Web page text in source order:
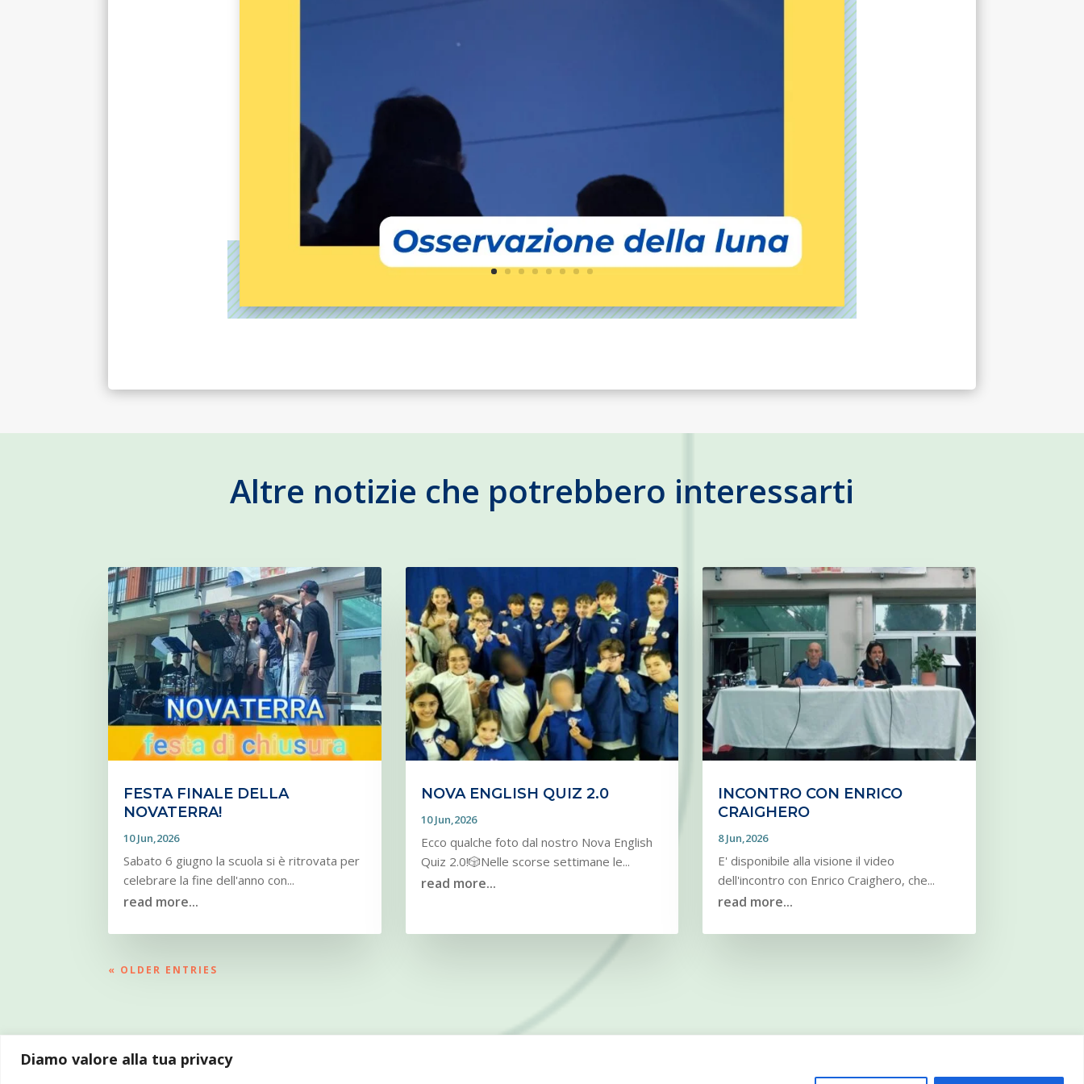
Diamo valore alla tua privacy
Altre notizie che potrebbero interessarti
FESTA FINALE DELLA
NOVATERRA!
10 Jun,2026
Sabato 6 giugno la scuola si è ritrovata per
celebrare la fine dell'anno con...
read more...
NOVA ENGLISH QUIZ 2.0
10 Jun,2026
Ecco qualche foto dal nostro Nova English
Quiz 2.0!🎲Nelle scorse settimane le...
read more...
INCONTRO CON ENRICO
CRAIGHERO
8 Jun,2026
E' disponibile alla visione il video
dell'incontro con Enrico Craighero, che...
read more...
« OLDER ENTRIES